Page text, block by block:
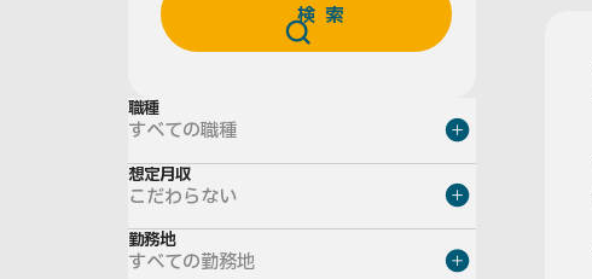
検索
職種
すべての職種
想定月収
こだわらない
勤務地
すべての勤務地